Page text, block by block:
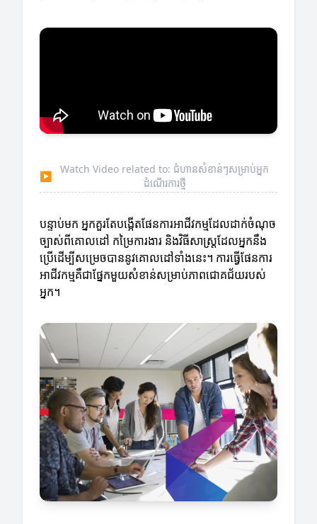
▶
Watch Video related to: ជំហានសំខាន់ៗសម្រាប់អ្នក
ដំណើរការថ្មី
បន្ទាប់មក អ្នកគួរតែបង្កើតផែនការអាជីវកម្មដែលដាក់ចំណុច
ច្បាស់ពីគោលដៅ កម្រៃការងារ និងវិធីសាស្ត្រដែលអ្នកនឹង
ប្រើដើម្បីសម្រេចបាននូវគោលដៅទាំងនេះ។ ការធ្វើផែនការ
អាជីវកម្មគឺជាផ្នែកមួយសំខាន់សម្រាប់ភាពជោគជ័យរបស់
អ្នក។